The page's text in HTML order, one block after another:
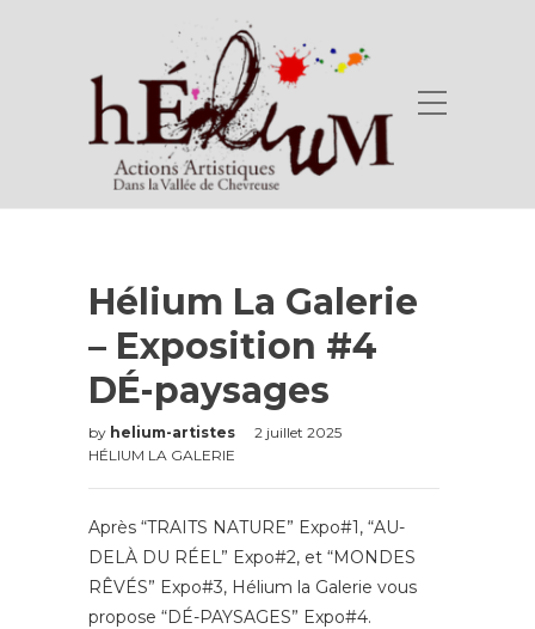
Hélium La Galerie
– Exposition #4
DÉ-paysages
by helium-artistes
2 juillet 2025
HÉLIUM LA GALERIE
Après “TRAITS NATURE” Expo#1, “AU-
DELÀ DU RÉEL” Expo#2, et “MONDES
RÊVÉS” Expo#3, Hélium la Galerie vous
propose “DÉ-PAYSAGES” Expo#4.